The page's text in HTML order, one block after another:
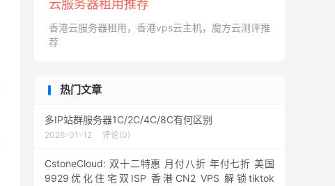
云服务器租用推荐
香港云服务器租用，香港vps云主机，魔方云测评推
荐
热门文章
多IP站群服务器1C/2C/4C/8C有何区别
2026-01-12 评论(0)
CstoneCloud: 双十二特惠 月付八折 年付七折 美国
9929优化住宅双ISP 香港CN2 VPS 解锁tiktok